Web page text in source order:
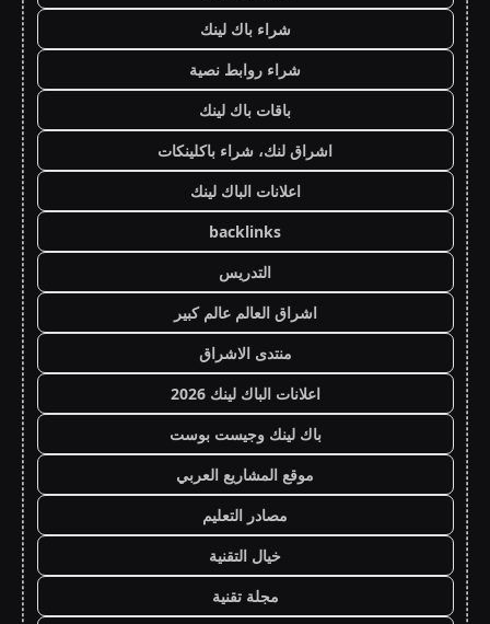
شراء باك لينك
شراء روابط نصية
باقات باك لينك
اشراق لنك، شراء باكلينكات
اعلانات الباك لينك
backlinks
التدريس
اشراق العالم عالم كبير
منتدى الاشراق
اعلانات الباك لينك 2026
باك لينك وجيست بوست
موقع المشاريع العربي
مصادر التعليم
خيال التقنية
مجلة تقنية